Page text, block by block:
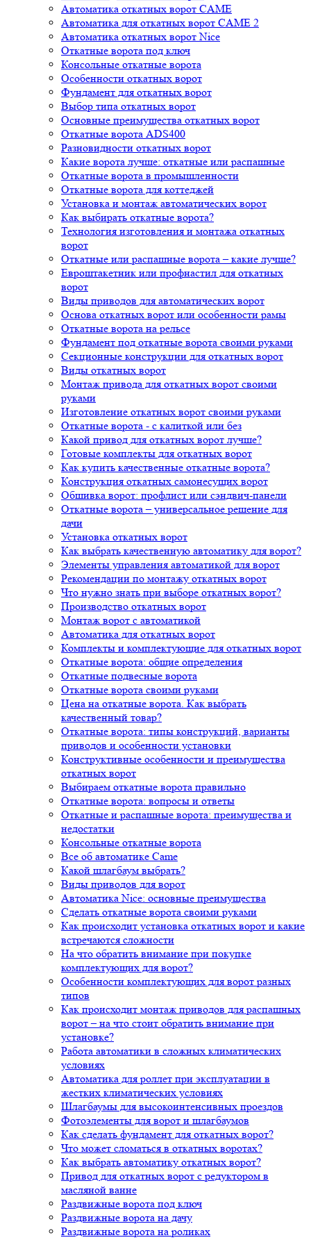
Автоматика откатных ворот CAME
Автоматика для откатных ворот CAME 2
Автоматика откатных ворот Nice
Откатные ворота под ключ
Консольные откатные ворота
Особенности откатных ворот
Фундамент для откатных ворот
Выбор типа откатных ворот
Основные преимущества откатных ворот
Откатные ворота ADS400
Разновидности откатных ворот
Какие ворота лучше: откатные или распашные
Откатные ворота в промышленности
Откатные ворота для коттеджей
Установка и монтаж автоматических ворот
Как выбирать откатные ворота?
Технология изготовления и монтажа откатных
ворот
Откатные или распашные ворота – какие лучше?
Евроштакетник или профнастил для откатных
ворот
Виды приводов для автоматических ворот
Основа откатных ворот или особенности рамы
Откатные ворота на рельсе
Фундамент под откатные ворота своими руками
Секционные конструкции для откатных ворот
Виды откатных ворот
Монтаж привода для откатных ворот своими
руками
Изготовление откатных ворот своими руками
Откатные ворота - с калиткой или без
Какой привод для откатных ворот лучше?
Готовые комплекты для откатных ворот
Как купить качественные откатные ворота?
Конструкция откатных самонесущих ворот
Обшивка ворот: профлист или сэндвич-панели
Откатные ворота – универсальное решение для
дачи
Установка откатных ворот
Как выбрать качественную автоматику для ворот?
Элементы управления автоматикой для ворот
Рекомендации по монтажу откатных ворот
Что нужно знать при выборе откатных ворот?
Производство откатных ворот
Монтаж ворот с автоматикой
Автоматика для откатных ворот
Комплекты и комплектующие для откатных ворот
Откатные ворота: общие определения
Откатные подвесные ворота
Откатные ворота своими руками
Цена на откатные ворота. Как выбрать
качественный товар?
Откатные ворота: типы конструкций, варианты
приводов и особенности установки
Конструктивные особенности и преимущества
откатных ворот
Выбираем откатные ворота правильно
Откатные ворота: вопросы и ответы
Откатные и распашные ворота: преимущества и
недостатки
Консольные откатные ворота
Все об автоматике Came
Какой шлагбаум выбрать?
Виды приводов для ворот
Автоматика Nice: основные преимущества
Сделать откатные ворота своими руками
Как происходит установка откатных ворот и какие
встречаются сложности
На что обратить внимание при покупке
комплектующих для ворот?
Особенности комплектующих для ворот разных
типов
Как происходит монтаж приводов для распашных
ворот – на что стоит обратить внимание при
установке?
Работа автоматики в сложных климатических
условиях
Автоматика для роллет при эксплуатации в
жестких климатических условиях
Шлагбаумы для высокоинтенсивных проездов
Фотоэлементы для ворот и шлагбаумов
Как сделать фундамент для откатных ворот?
Что может сломаться в откатных воротах?
Как выбрать автоматику откатных ворот?
Привод для откатных ворот с редуктором в
масляной ванне
Раздвижные ворота под ключ
Раздвижные ворота на дачу
Раздвижные ворота на роликах